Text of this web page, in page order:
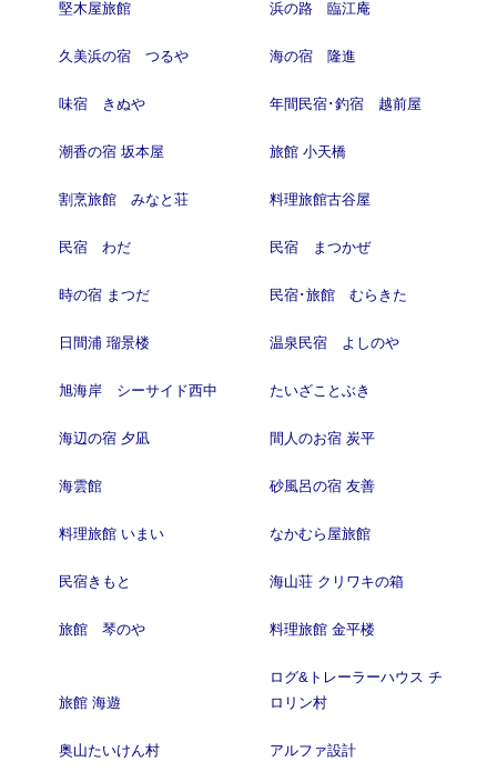
堅木屋旅館 浜の路 臨江庵
久美浜の宿 つるや 海の宿 隆進
味宿 きぬや 年間民宿･釣宿 越前屋
潮香の宿 坂本屋 旅館 小天橋
割烹旅館 みなと荘 料理旅館古谷屋
民宿 わだ 民宿 まつかぜ
時の宿 まつだ 民宿･旅館 むらきた
日間浦 瑠景楼 温泉民宿 よしのや
旭海岸 シーサイド西中 たいざことぶき
海辺の宿 夕凪 間人のお宿 炭平
海雲館 砂風呂の宿 友善
料理旅館 いまい なかむら屋旅館
民宿きもと 海山荘 クリワキの箱
旅館 琴のや 料理旅館 金平楼
旅館 海遊
ログ&トレーラーハウス チ
ロリン村
奥山たいけん村 アルファ設計